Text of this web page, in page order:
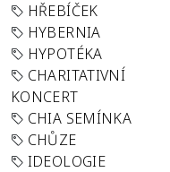
HŘEBÍČEK
HYBERNIA
HYPOTÉKA
CHARITATIVNÍ
KONCERT
CHIA SEMÍNKA
CHŮZE
IDEOLOGIE